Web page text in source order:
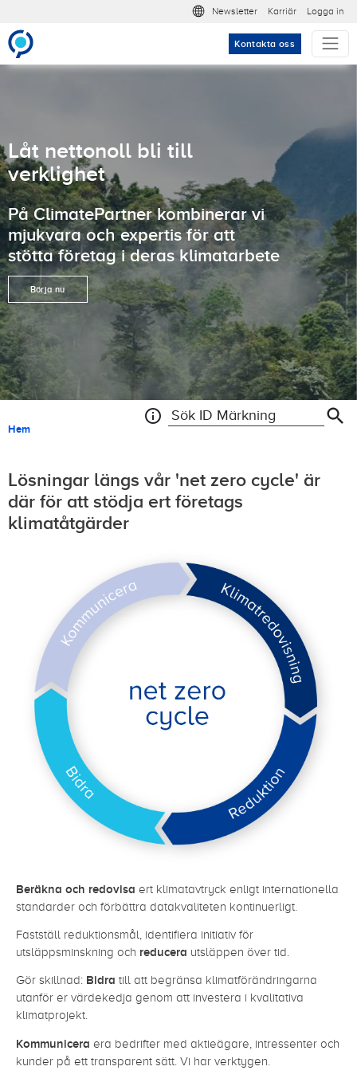
Meta nav
Newsletter Karriär Logga in
Kontakta oss
Låt nettonoll bli till
verklighet
På ClimatePartner kombinerar vi
mjukvara och expertis för att
stötta företag i deras klimatarbete
Börja nu
Länkstig
Hem
Lösningar längs vår 'net zero cycle' är
där för att stödja ert företags
klimatåtgärder
Beräkna och redovisa ert klimatavtryck enligt internationella
standarder och förbättra datakvaliteten kontinuerligt.
Fastställ reduktionsmål, identifiera initiativ för
utsläppsminskning och reducera utsläppen över tid.
Gör skillnad: Bidra till att begränsa klimatförändringarna
utanför er värdekedja genom att investera i kvalitativa
klimatprojekt.
Kommunicera era bedrifter med aktieägare, intressenter och
kunder på ett transparent sätt. Vi har verktygen.
info
Search ID Tracking search